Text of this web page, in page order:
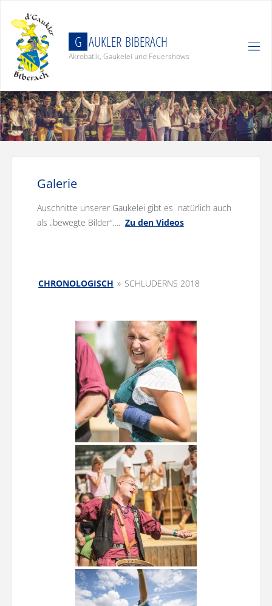
content
G AUKL ER BIBERACH
Akrobatik, Gaukelei und Feuershows
Galerie
Auschnitte unserer Gaukelei gibt es natürlich auch
als „bewegte Bilder“…. Zu den Videos
CHRONOLOGISCH » SCHLUDERNS 2018